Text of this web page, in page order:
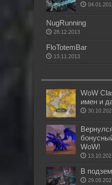
NugRunning
28.12.2013
FloTotemBar
13.11.2013
WoW
имен и
WoW!
В